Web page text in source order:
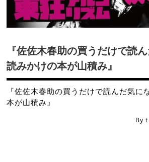
『佐佐木春助の買うだけで読
読みかけの本が山積み』
『佐佐木春助の買うだけで読んだ気に
本が山積み』
By